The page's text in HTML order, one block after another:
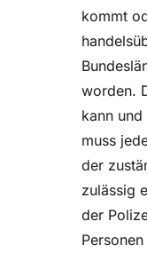
kommt
worden.
kann
muss
der
zulässig
der